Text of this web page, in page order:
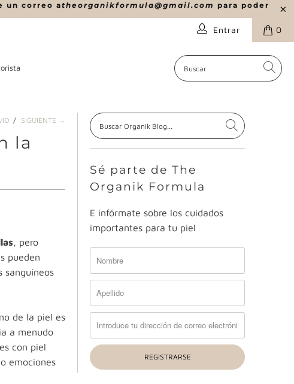
un correo atheorganikformula@gmail.com para poder
Entrar 0
/ SIGUIENTE →
la
, pero
pueden
sanguíneos
de la piel es
a menudo
con piel
emociones
Sé parte de The
Organik Formula
E infórmate sobre los cuidados
importantes para tu piel